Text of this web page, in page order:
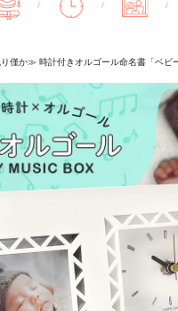
/ / /
僅か≫ 時計付きオルゴール命名書「ベビ